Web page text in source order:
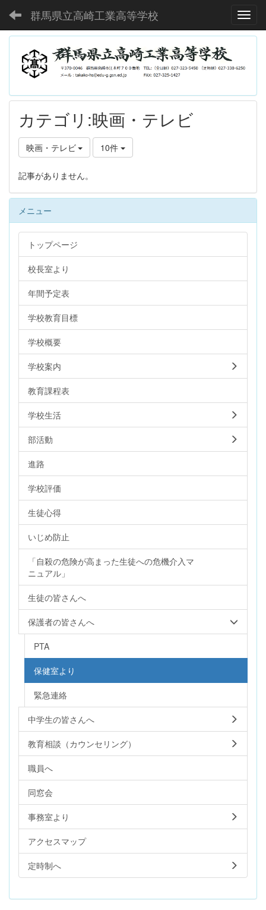
群馬県立高崎工業高等学校
カテゴリ:映画・テレビ
映画・テレビ 10件
記事がありません。
メニュー
トップページ
校長室より
年間予定表
学校教育目標
学校概要
学校案内
教育課程表
学校生活
部活動
進路
学校評価
生徒心得
いじめ防止
「自殺の危険が高まった生徒への危機介入マ
ニュアル」
生徒の皆さんへ
保護者の皆さんへ
PTA
保健室より
緊急連絡
中学生の皆さんへ
教育相談（カウンセリング）
職員へ
同窓会
事務室より
アクセスマップ
定時制へ